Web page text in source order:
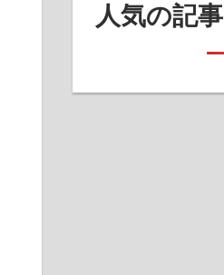
人気の記事